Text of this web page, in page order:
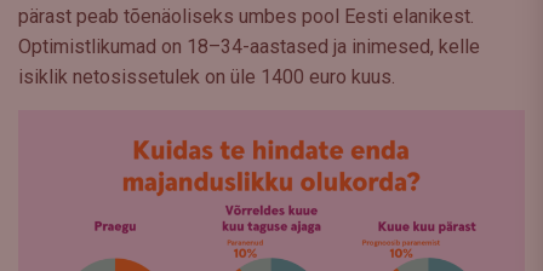
pärast peab tõenäoliseks umbes pool Eesti elanikest.
Optimistlikumad on 18–34-aastased ja inimesed, kelle
isiklik netosissetulek on üle 1400 euro kuus.